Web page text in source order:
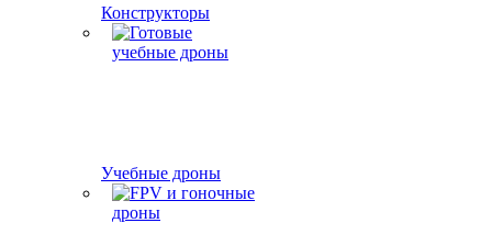
Конструкторы
Учебные дроны